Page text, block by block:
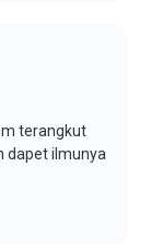
terangkut
dapet ilmunya